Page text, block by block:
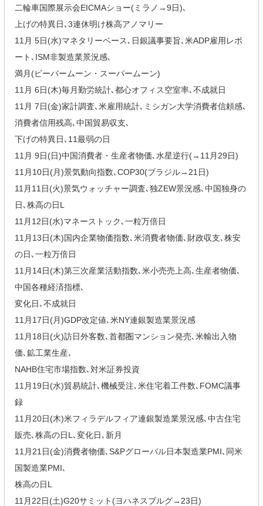
二輪車国際展示会EICMAショー(ミラノ→9日)､
上げの特異日､3連休明け株高アノマリー
11月 5日(水)マネタリーベース､日銀議事要旨､米ADP雇用レポ
ート､ISM非製造業景況感､
満月(ビーバームーン・スーパームーン)
11月 6日(木)毎月勤労統計､都心オフィス空室率､不成就日
11月 7日(金)家計調査､米雇用統計､ミシガン大学消費者信頼感､
消費者信用残高､中国貿易収支､
下げの特異日､11最弱の日
11月 9日(日)中国消費者・生産者物価､水星逆行(→11月29日)
11月10日(月)景気動向指数､COP30(ブラジル→21日)
11月11日(火)景気ウォッチャー調査､独ZEW景況感､中国独身の
日､株高の日L
11月12日(水)マネーストック､一粒万倍日
11月13日(木)国内企業物価指数､米消費者物価､財政収支､株安
の日､一粒万倍日
11月14日(木)第三次産業活動指数､米小売売上高､生産者物価､
中国各種経済指標､
変化日､不成就日
11月17日(月)GDP改定値､米NY連銀製造業景況感
11月18日(火)訪日外客数､首都圏マンション発売､米輸出入物
価､鉱工業生産､
NAHB住宅市場指数､対米証券投資
11月19日(水)貿易統計､機械受注､米住宅着工件数､FOMC議事
録
11月20日(木)米フィラデルフィア連銀製造業景況感､中古住宅
販売､株高の日L､変化日､新月
11月21日(金)消費者物価､S&Pグローバル日本製造業PMI､同米
国製造業PMI､
株高の日L
11月22日(土)G20サミット(ヨハネスブルグ→23日)